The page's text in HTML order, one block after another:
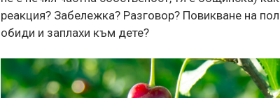
реакция? Забележка? Разговор? Повикване на
обиди и заплахи към дете?